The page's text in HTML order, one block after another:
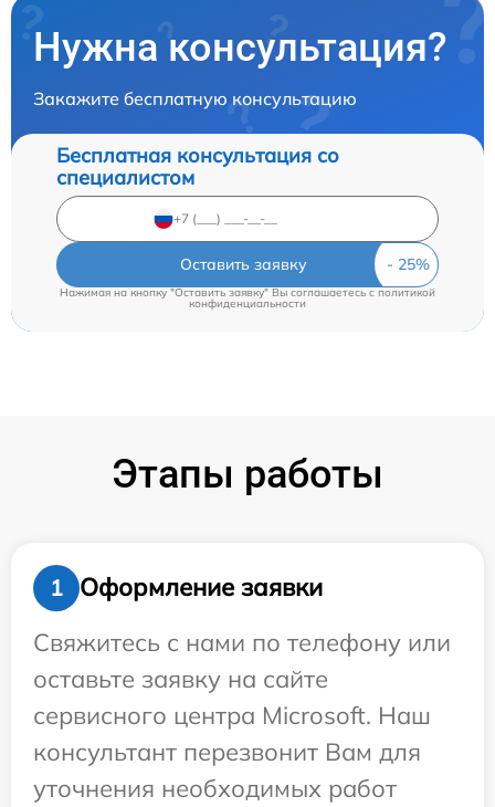
Нужна консультация?
Закажите бесплатную консультацию
Бесплатная консультация со
специалистом
Оставить заявку
Нажимая на кнопку "Оставить заявку" Вы соглашаетесь cполитикой
конфиденциальности
Этапы работы
1
Оформление заявки
Свяжитесь с нами по телефону или
оставьте заявку на сайте
сервисного центра Microsoft. Наш
консультант перезвонит Вам для
уточнения необходимых работ